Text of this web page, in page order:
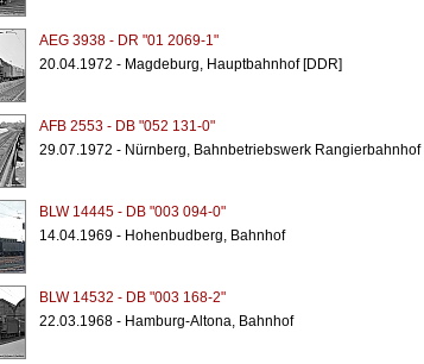
AEG 3938 - DR "01 2069-1"
20.04.1972 - Magdeburg, Hauptbahnhof [DDR]
AFB 2553 - DB "052 131-0"
29.07.1972 - Nürnberg, Bahnbetriebswerk Rangierbahnhof
BLW 14445 - DB "003 094-0"
14.04.1969 - Hohenbudberg, Bahnhof
BLW 14532 - DB "003 168-2"
22.03.1968 - Hamburg-Altona, Bahnhof